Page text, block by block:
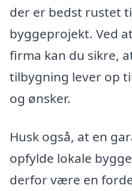
der er bedst rustet
byggeprojekt. Ved
firma kan du sikre,
tilbygning lever op
og ønsker.
Husk også, at en
opfylde lokale
derfor være en